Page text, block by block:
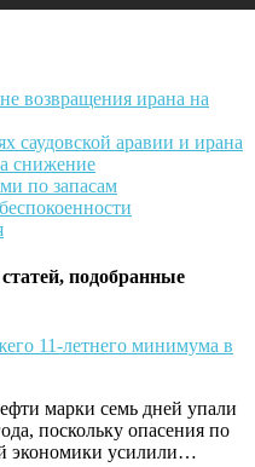
возвращения ирана на
саудовской аравии и ирана
снижение
по запасам
подобранные
11-летнего минимума в
марки семь дней упали
поскольку опасения по
экономики усилили…